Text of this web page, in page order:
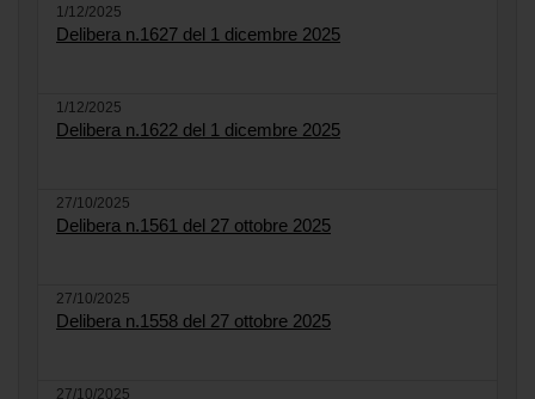
1/12/2025
Delibera n.1627 del 1 dicembre 2025
1/12/2025
Delibera n.1622 del 1 dicembre 2025
27/10/2025
Delibera n.1561 del 27 ottobre 2025
27/10/2025
Delibera n.1558 del 27 ottobre 2025
27/10/2025